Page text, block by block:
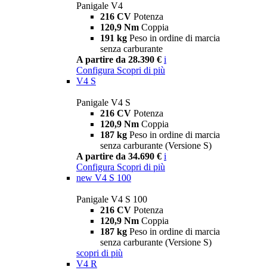
Panigale V4
216 CV Potenza
120,9 Nm Coppia
191 kg Peso in ordine di marcia
senza carburante
A partire da 28.390 € i
Configura Scopri di più
V4 S
Panigale V4 S
216 CV Potenza
120,9 Nm Coppia
187 kg Peso in ordine di marcia
senza carburante (Versione S)
A partire da 34.690 € i
Configura Scopri di più
new V4 S 100
Panigale V4 S 100
216 CV Potenza
120,9 Nm Coppia
187 kg Peso in ordine di marcia
senza carburante (Versione S)
scopri di più
V4 R